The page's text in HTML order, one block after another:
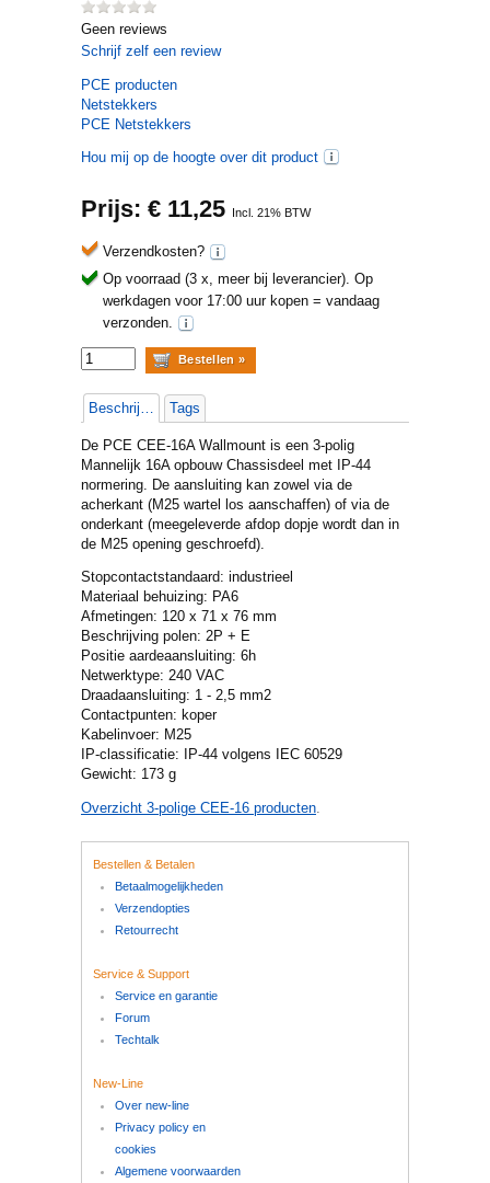
Geen reviews
Schrijf zelf een review
PCE producten
Netstekkers
PCE Netstekkers
Hou mij op de hoogte over dit product
Prijs: € 11,25 Incl. 21% BTW
Verzendkosten?
Op voorraad (3 x, meer bij leverancier). Op
werkdagen voor 17:00 uur kopen = vandaag
verzonden.
Beschrijving Tags
De PCE CEE-16A Wallmount is een 3-polig
Mannelijk 16A opbouw Chassisdeel met IP-44
normering. De aansluiting kan zowel via de
acherkant (M25 wartel los aanschaffen) of via de
onderkant (meegeleverde afdop dopje wordt dan in
de M25 opening geschroefd).
Stopcontactstandaard: industrieel
Materiaal behuizing: PA6
Afmetingen: 120 x 71 x 76 mm
Beschrijving polen: 2P + E
Positie aardeaansluiting: 6h
Netwerktype: 240 VAC
Draadaansluiting: 1 - 2,5 mm2
Contactpunten: koper
Kabelinvoer: M25
IP-classificatie: IP-44 volgens IEC 60529
Gewicht: 173 g
Overzicht 3-polige CEE-16 producten.
Bestellen & Betalen
Betaalmogelijkheden
Verzendopties
Retourrecht
Service & Support
Service en garantie
Forum
Techtalk
New-Line
Over new-line
Privacy policy en
cookies
Algemene voorwaarden